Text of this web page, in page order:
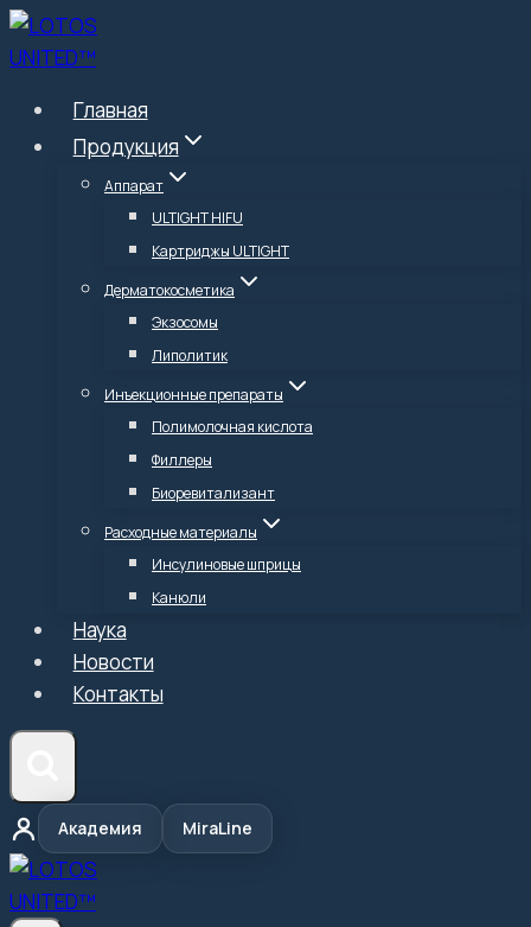
Перейти
к
Главная
Продукция
Аппарат
ULTIGHT HIFU
Картриджы ULTIGHT
Дерматокосметика
Экзосомы
Липолитик
Инъекционные препараты
Полимолочная кислота
Филлеры
Биоревитализант
Расходные материалы
Инсулиновые шприцы
Канюли
Наука
Новости
Контакты
Академия MiraLine